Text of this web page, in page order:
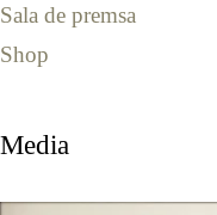
Sala de premsa
Shop
Media